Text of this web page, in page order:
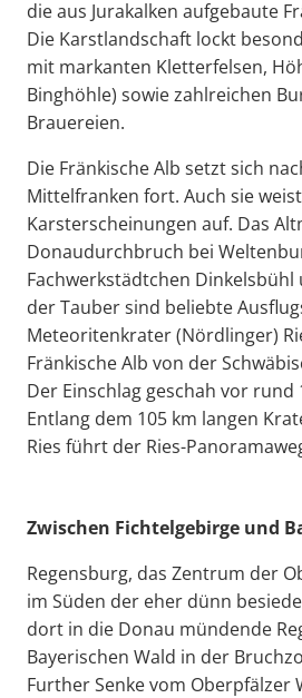
die aus Jurakalken aufgebaute
Die Karstlandschaft lockt
mit markanten Kletterfelsen,
Binghöhle) sowie zahlreichen
Brauereien.
Die Fränkische Alb setzt sich
Mittelfranken fort. Auch sie
Karsterscheinungen auf. Das
Donaudurchbruch bei
Fachwerkstädtchen
der Tauber sind beliebte
Meteoritenkrater (Nördlinger)
Fränkische Alb von der
Der Einschlag geschah vor rund
Entlang dem 105 km langen
Ries führt der Ries-
Zwischen Fichtelgebirge und
Regensburg, das Zentrum der
im Süden der eher dünn
dort in die Donau mündende
Bayerischen Wald in der
Further Senke vom Oberpfälzer